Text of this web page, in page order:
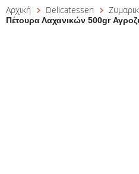
Products
search
Το καλάθι μου ()
Αρχική Delicatessen
Πέτουρα Λαχανικών 500gr